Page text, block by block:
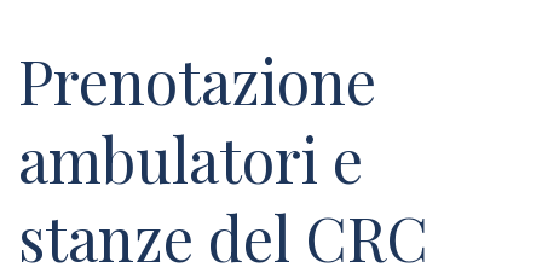
Prenotazione
ambulatori e
stanze del CRC